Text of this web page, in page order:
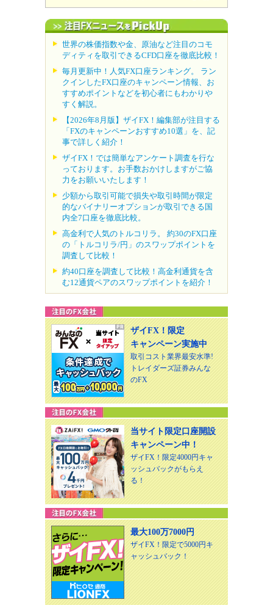
世界の株価指数や金、原油など注目のコモ
ディティを取引できるCFD口座を徹底比較！
毎月更新中！人気FX口座ランキング。 ラン
クインしたFX口座のキャンペーン情報、お
すすめポイントなどを初心者にもわかりや
すく解説。
【2026年8月版】ザイFX！編集部が注目する
「FXのキャンペーンおすすめ10選」を、記
事で詳しく紹介！
ザイFX！では簡単なアンケート調査を行な
っております。お手数おかけしますがご協
力をお願いいたします！
少額から取引可能で損失や取引時間が限定
的なバイナリーオプションが取引できる国
内全7口座を徹底比較。
高金利で人気のトルコリラ。 約30のFX口座
の「トルコリラ/円」のスワップポイントを
調査して比較！
約40口座を調査して比較！高金利通貨を含
む12通貨ペアのスワップポイントを紹介！
ザイFX！限定
キャンペーン実施中
取引コスト業界最安水準!
トレイダーズ証券みんな
のFX
当サイト限定口座開設
キャンペーン中！
ザイFX！限定4000円キャ
ッシュバックがもらえ
る！
最大100万7000円
ザイFX！限定で5000円キ
ャッシュバック！